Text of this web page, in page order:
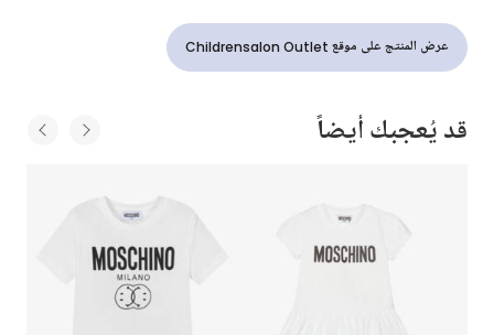
عرض المنتج على موقع Childrensalon Outlet
قد يُعجبك أيضاً